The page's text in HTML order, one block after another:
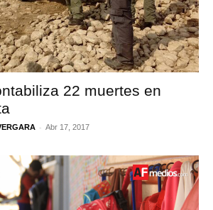
22 muertes en
- Abr 17, 2017